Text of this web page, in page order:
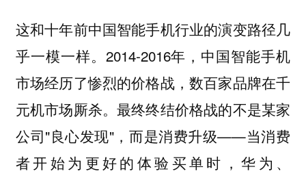
这和十年前中国智能手机行业的演变路径几
乎一模一样。2014-2016年，中国智能手机
市场经历了惨烈的价格战，数百家品牌在千
元机市场厮杀。最终终结价格战的不是某家
公司"良心发现"，而是消费升级——当消费
者开始为更好的体验买单时，华为、